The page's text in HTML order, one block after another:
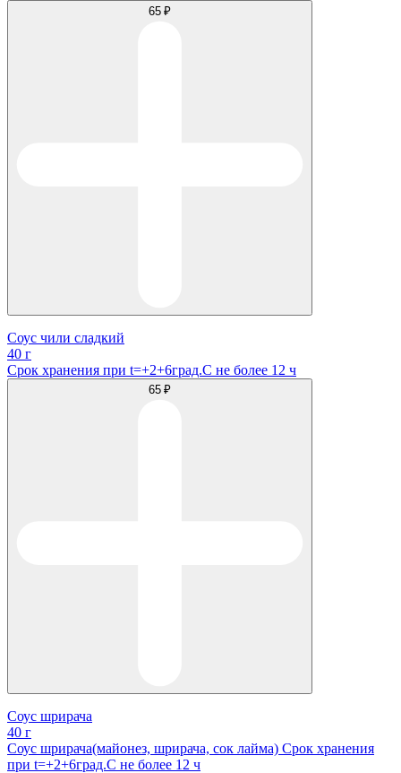
65 ₽
Соус чили сладкий
40 г
Срок хранения при t=+2+6град.С не более 12 ч
65 ₽
Соус шрирача
40 г
Соус шрирача(майонез, шрирача, сок лайма) Срок хранения
при t=+2+6град.С не более 12 ч